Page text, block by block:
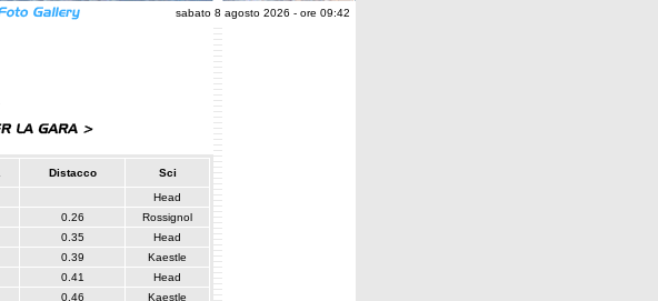
sabato 8 agosto 2026 - ore 09:42
Distacco
Sci
Head
0.26
Rossignol
0.35
Head
0.39
Kaestle
0.41
Head
0.46
Kaestle